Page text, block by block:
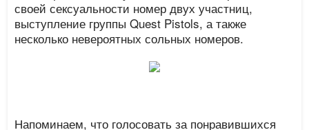
своей сексуальности номер двух участниц,
выступление группы Quest Pistols, а также
несколько невероятных сольных номеров.
Напоминаем, что голосовать за понравившихся